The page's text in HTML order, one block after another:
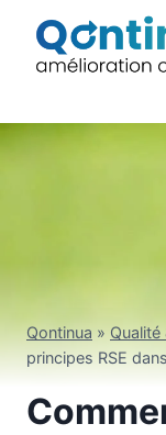
contenu
Qontinua » Qualité
principes RSE